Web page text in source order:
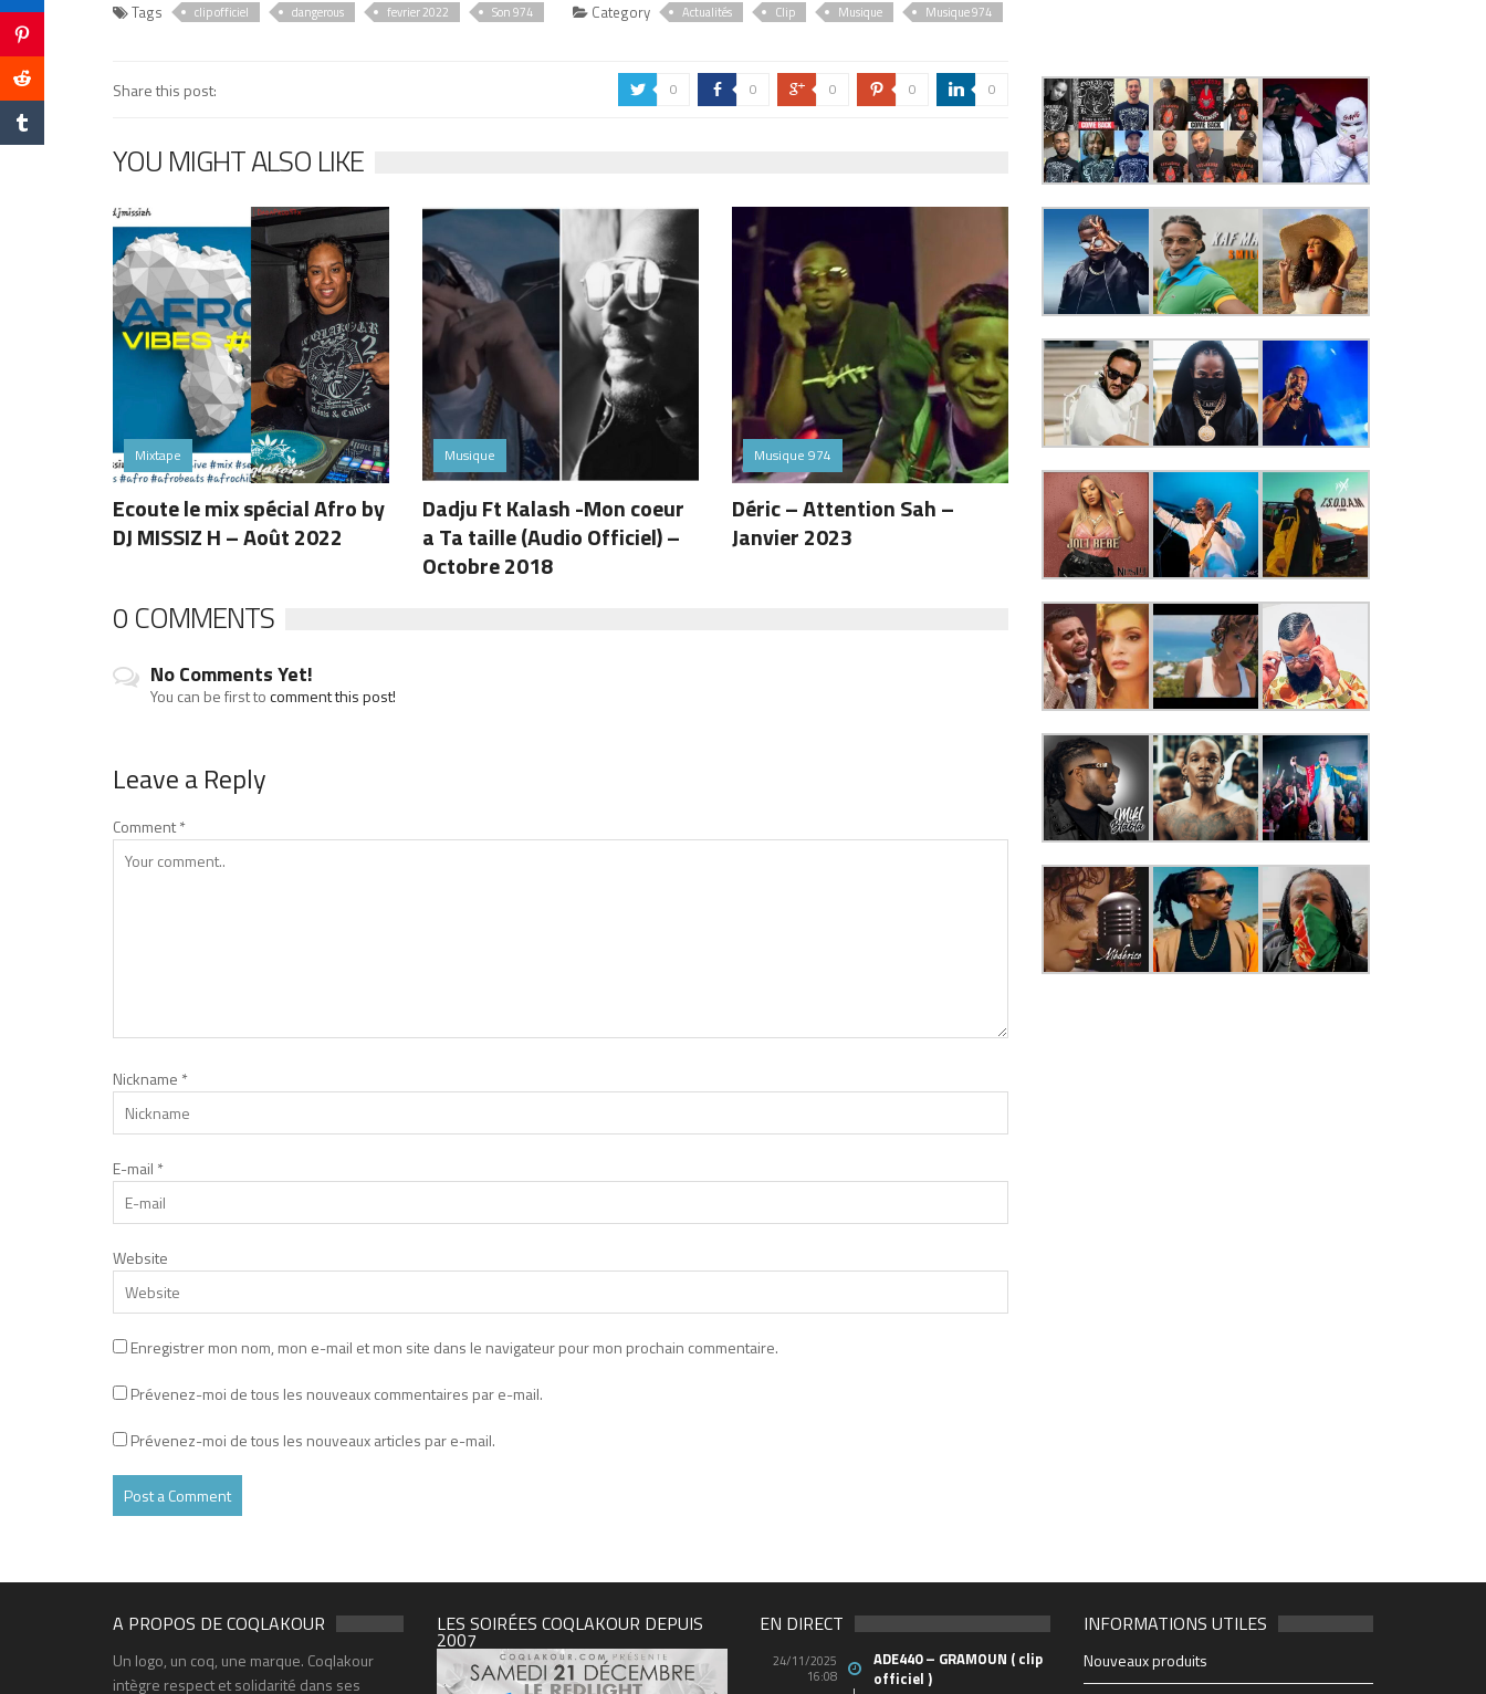
Tags clip officiel dangerous fevrier 2022 Son 974 Category Actualités Clip Musique Musique 974
Share this post: a 0 b 0 c 0 d 0 j 0
YOU MIGHT ALSO LIKE
Mixtape
Ecoute le mix spécial Afro by
DJ MISSIZ H – Août 2022
Musique
Dadju Ft Kalash -Mon coeur
a Ta taille (Audio Officiel) –
Octobre 2018
Musique 974
Déric – Attention Sah –
Janvier 2023
0 COMMENTS
No Comments Yet!
You can be first tocomment this post!
Leave a Reply
Comment*
Nickname *
E-mail *
Website
Enregistrer mon nom, mon e-mail et mon site dans le navigateur pour mon prochain commentaire.
Prévenez-moi de tous les nouveaux commentaires par e-mail.
Prévenez-moi de tous les nouveaux articles par e-mail.
A PROPOS DE COQLAKOUR
Un logo, un coq, une marque. Coqlakour
intègre respect et solidarité dans ses
LES SOIRÉES COQLAKOUR DEPUIS
2007
EN DIRECT
24/11/2025
16:08
ADE440 – GRAMOUN ( clip
officiel )
INFORMATIONS UTILES
Nouveaux produits